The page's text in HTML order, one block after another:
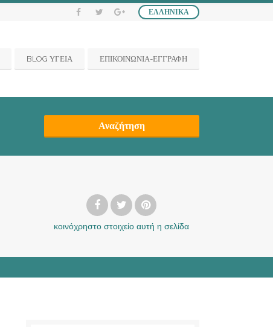
ΕΛΛΗΝΙΚΆ
BLOG ΥΓΕΙΑ ΕΠΙΚΟΙΝΩΝΙΑ-ΕΓΓΡΑΦΗ
Αναζήτηση
κοινόχρηστο στοιχείο αυτή η σελίδα